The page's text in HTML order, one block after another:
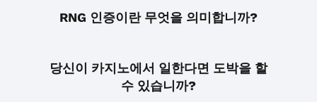
RNG 인증이란 무엇을 의미합니까?
당신이 카지노에서 일한다면 도박을 할
수 있습니까?